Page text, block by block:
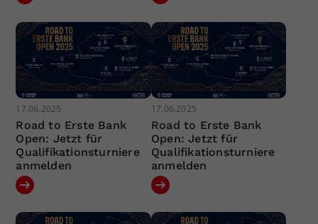
17.06.2025
Road to Erste Bank
Open: Jetzt für
Qualifikationsturniere
anmelden
17.06.2025
Road to Erste Bank
Open: Jetzt für
Qualifikationsturniere
anmelden